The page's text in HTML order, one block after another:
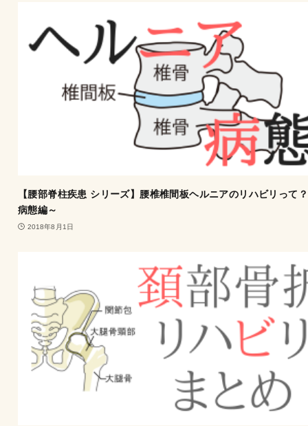
【腰部脊柱疾患 シリーズ】腰椎椎間板ヘルニアのリハビリって
病態編～
2018年8月1日